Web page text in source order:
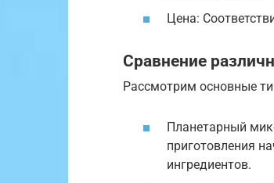
Цена:
Сравнение
Рассмотрим основные
Планетарный
приготовления
ингредиентов.